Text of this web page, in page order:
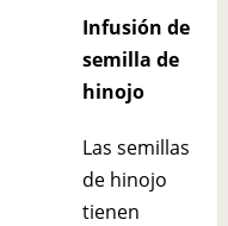
Infusión de
semilla de
hinojo
Las semillas
de hinojo
tienen